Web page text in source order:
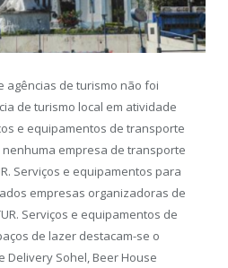
agências de turismo não foi
de turismo local em atividade
e equipamentos de transporte
empresa de transporte
Serviços e equipamentos para
empresas organizadoras de
Serviços e equipamentos de
de lazer destacam-se o
Delivery Sohel, Beer House